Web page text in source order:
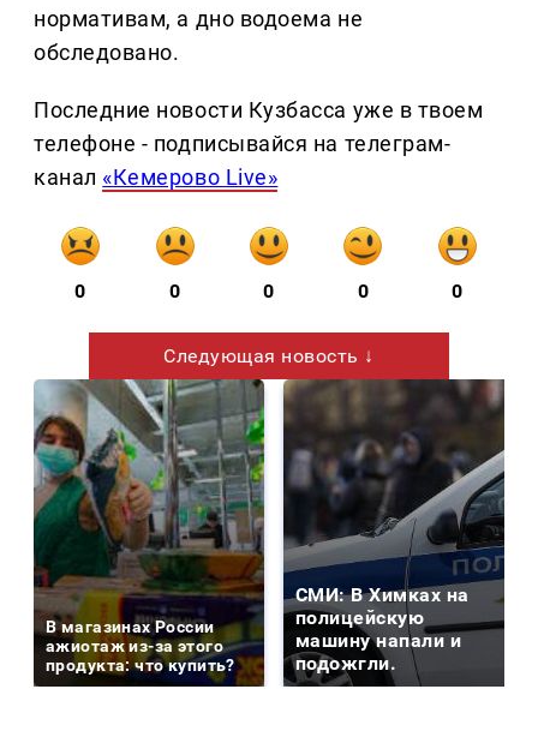
нормативам, а дно водоема не
обследовано.
Последние новости Кузбасса уже в твоем
телефоне - подписывайся на телеграм-
канал «Кемерово Live»
0 0 0 0 0
Следующая новость ↓
В магазинах России
ажиотаж из-за этого
продукта: что купить?
СМИ: В Химках на
полицейскую
машину напали и
подожгли.